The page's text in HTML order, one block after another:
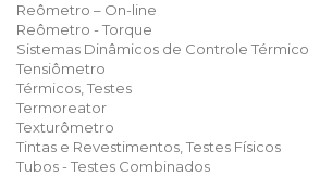
Reômetro – On-line
Reômetro - Torque
Sistemas Dinâmicos de Controle Térmico
Tensiômetro
Térmicos, Testes
Termoreator
Texturômetro
Tintas e Revestimentos, Testes Físicos
Tubos - Testes Combinados